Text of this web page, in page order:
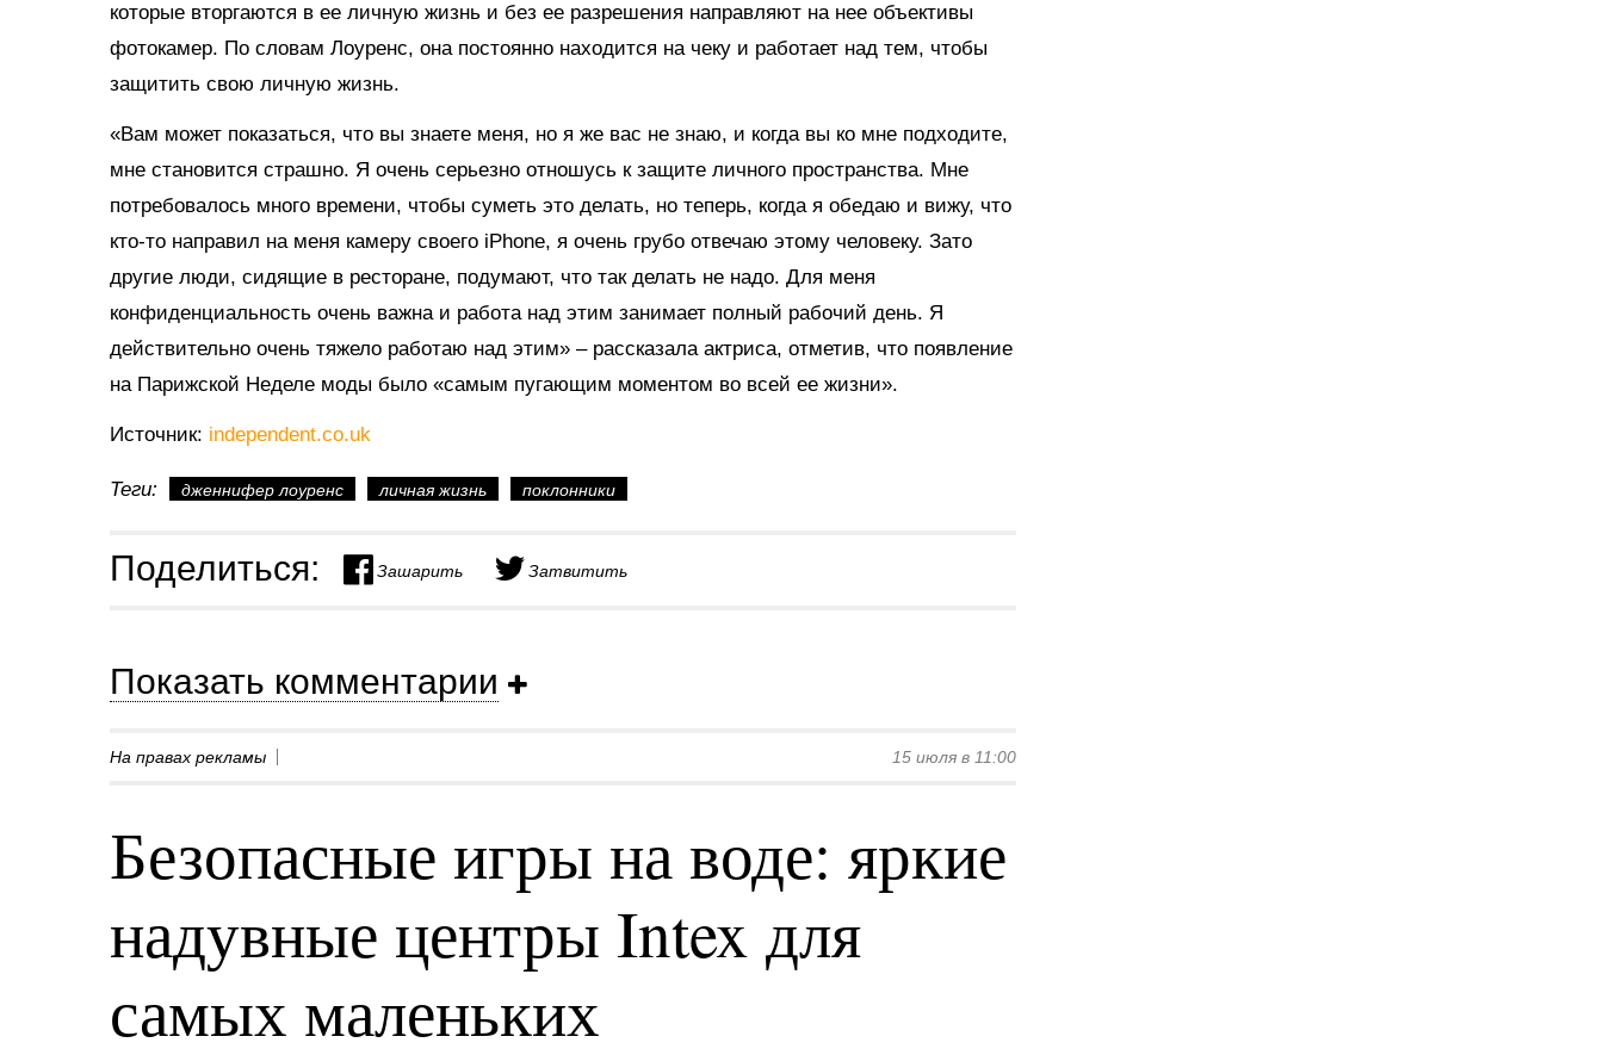
которые вторгаются в ее личную жизнь и без ее разрешения направляют на нее объективы
фотокамер. По словам Лоуренс, она постоянно находится на чеку и работает над тем, чтобы
защитить свою личную жизнь.
«Вам может показаться, что вы знаете меня, но я же вас не знаю, и когда вы ко мне подходите,
мне становится страшно. Я очень серьезно отношусь к защите личного пространства. Мне
потребовалось много времени, чтобы суметь это делать, но теперь, когда я обедаю и вижу, что
кто-то направил на меня камеру своего iPhone, я очень грубо отвечаю этому человеку. Зато
другие люди, сидящие в ресторане, подумают, что так делать не надо. Для меня
конфиденциальность очень важна и работа над этим занимает полный рабочий день. Я
действительно очень тяжело работаю над этим» – рассказала актриса, отметив, что появление
на Парижской Неделе моды было «самым пугающим моментом во всей ее жизни».
Источник: independent.co.uk
Теги: дженнифер лоуренс личная жизнь поклонники
Поделиться: Зашарить Затвитить
Показать комментарии
На правах рекламы 15 июля в 11:00
Безопасные игры на воде: яркие
надувные центры Intex для
самых маленьких